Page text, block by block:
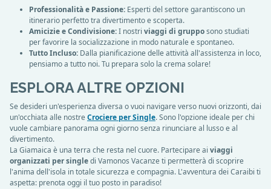
Professionalità e Passione: Esperti del settore garantiscono un
itinerario perfetto tra divertimento e scoperta.
Amicizie e Condivisione:I nostri viaggi di grupposono studiati
per favorire la socializzazione in modo naturale e spontaneo.
Tutto Incluso: Dalla pianificazione delle attività all'assistenza in loco,
pensiamo a tutto noi. Tu prepara solo la crema solare!
ESPLORA ALTRE OPZIONI
Se desideri un'esperienza diversa o vuoi navigare verso nuovi orizzonti, dai
un'occhiata alle nostreCrociere per Single. Sono l'opzione ideale per chi
vuole cambiare panorama ogni giorno senza rinunciare al lusso e al
divertimento.
La Giamaica è una terra che resta nel cuore. Partecipare ai viaggi
organizzati per singledi Vamonos Vacanze ti permetterà di scoprire
l'anima dell'isola in totale sicurezza e compagnia. L'avventura dei Caraibi ti
aspetta: prenota oggi il tuo posto in paradiso!